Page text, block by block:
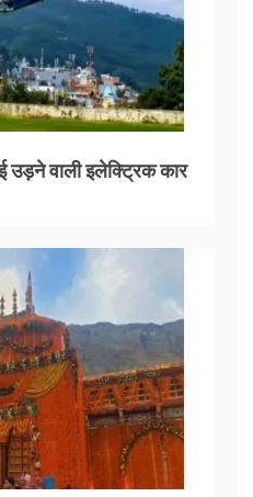
उड़ने वाली इलेक्ट्रिक कार